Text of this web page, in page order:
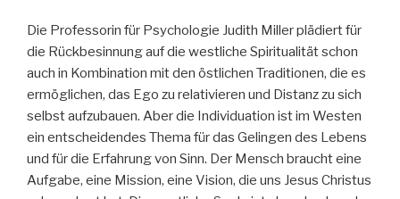
Die Professorin für Psychologie Judith Miller plädiert für
die Rückbesinnung auf die westliche Spiritualität schon
auch in Kombination mit den östlichen Traditionen, die es
ermöglichen, das Ego zu relativieren und Distanz zu sich
selbst aufzubauen. Aber die Individuation ist im Westen
ein entscheidendes Thema für das Gelingen des Lebens
und für die Erfahrung von Sinn. Der Mensch braucht eine
Aufgabe, eine Mission, eine Vision, die uns Jesus Christus